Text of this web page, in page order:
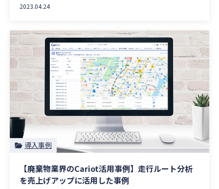
2023.04.24
導入事例
【廃棄物業界のCariot活用事例】走行ルート分析
を売上げアップに活用した事例